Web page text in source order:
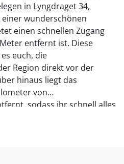
in Lyngdraget 34,
wunderschönen
einen schnellen Zugang
entfernt ist. Diese
euch, die
Region direkt vor der
hinaus liegt das
von
sodass ihr schnell alles
besorgen könnt. Egal ob
Haus bietet zu jeder